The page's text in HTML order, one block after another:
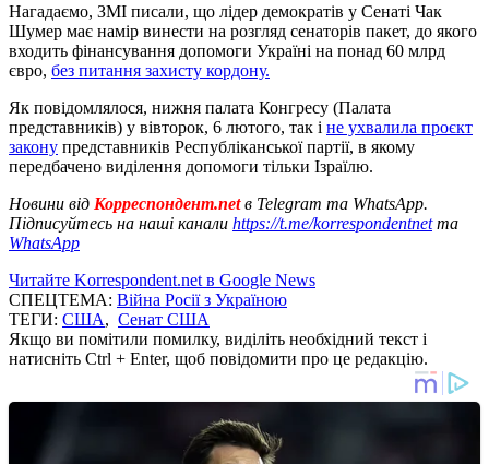
Нагадаємо, ЗМІ писали, що лідер демократів у Сенаті Чак
Шумер має намір винести на розгляд сенаторів пакет, до якого
входить фінансування допомоги Україні на понад 60 млрд
євро, без питання захисту кордону.
Як повідомлялося, нижня палата Конгресу (Палата
представників) у вівторок, 6 лютого, так і не ухвалила проєкт
закону представників Республіканської партії, в якому
передбачено виділення допомоги тільки Ізраїлю.
Новини від Корреспондент.netв Telegram та WhatsApp.
Підписуйтесь на наші канали https://t.me/korrespondentnetта
WhatsApp
Читайте Korrespondent.net в Google News
СПЕЦТЕМА: Війна Росії з Україною
ТЕГИ: США, Сенат США
Якщо ви помітили помилку, виділіть необхідний текст і
натисніть Ctrl + Enter, щоб повідомити про це редакцію.